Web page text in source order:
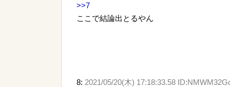
>>7
ここで結論出とるやん
8: 2021/05/20(木) 17:18:33.58